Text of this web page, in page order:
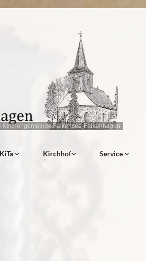
Falkensee-Falkenhagen
KiTa Kirchhof Service